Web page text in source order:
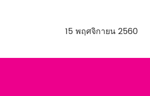
15 พฤศจิกายน 2560